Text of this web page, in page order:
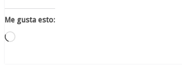
Me gusta esto:
Cargando...